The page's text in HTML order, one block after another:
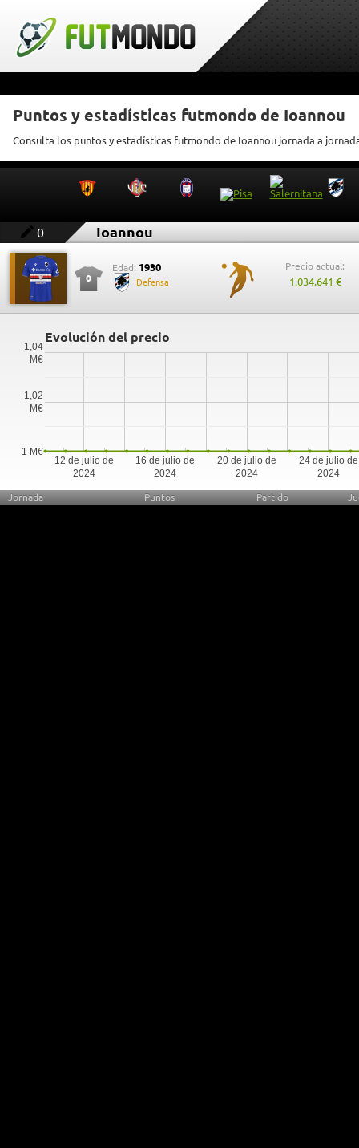
Puntos y estadísticas futmondo de Ioannou
Consulta los puntos y estadísticas futmondo de Ioannou jornada a
0 Ioannou
0
Edad: 1930
Defensa
Precio actual:
1.034.641 €
Evolución del precio
12 de julio de
2024
16 de julio de
2024
20 de julio de
2024
24 de julio de
2024
1 M€
1,02
M€
1,04
M€
Jornada Puntos Partido